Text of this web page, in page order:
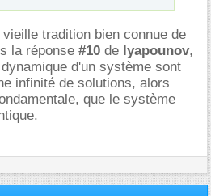
tradition bien connue de
la réponse #10 de lyapounov,
d'un système sont
infinité de solutions, alors
que le système